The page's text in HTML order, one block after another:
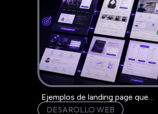
Ejemplos de landing page que
convierten: 6 modelo
DESAROLLO WEB